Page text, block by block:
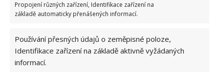
Propojení různých zařízení, Identifikace zařízení na
základě automaticky přenášených informací.
Používání přesných údajů o zeměpisné poloze,
Identifikace zařízení na základě aktivně vyžádaných
informací.